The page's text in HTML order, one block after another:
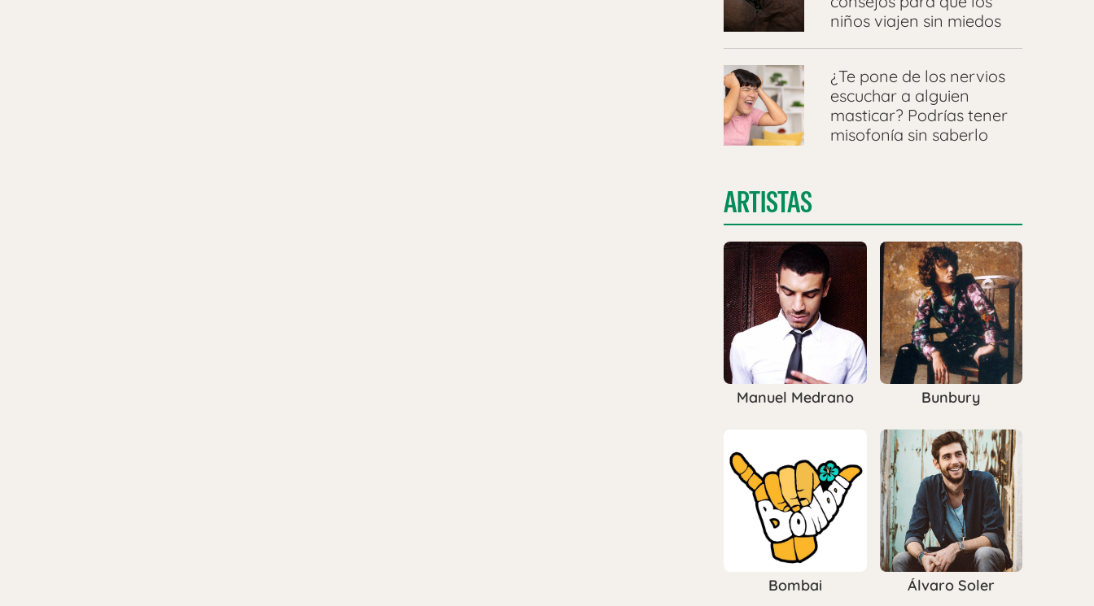
niños viajen sin miedos
¿Te pone de los nervios
escuchar a alguien
masticar? Podrías tener
misofonía sin saberlo
ARTISTAS
Manuel Medrano Bunbury
Bombai Álvaro Soler